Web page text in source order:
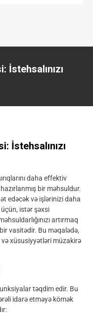
İstehsalınızı
daha effektiv
bir məhsuldur.
edəcək və işlərinizi daha
istər şəxsi
artırmaq
vasitədir. Bu məqalədə,
xüsusiyyətləri müzakirə
təqdim edir. Bu
idarə etməyə kömək